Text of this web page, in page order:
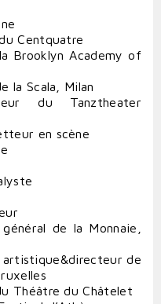
Centquatre
Brooklyn Academy of
la Scala, Milan
du Tanztheater
en scène
de la Monnaie,
artistique&directeur de
Théâtre du Châtelet